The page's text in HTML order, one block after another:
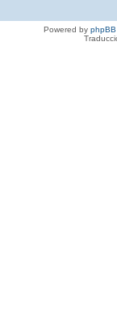
Powered by phpBB